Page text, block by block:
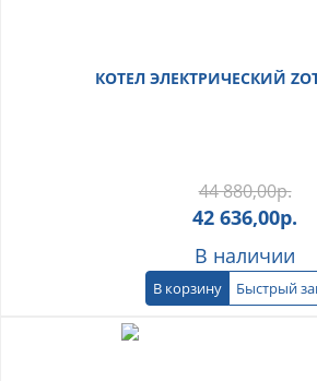
КОТЕЛ ЭЛЕКТРИЧЕСКИЙ
44 880,00р.
42 636,00р.
В наличии
В корзину Быстрый